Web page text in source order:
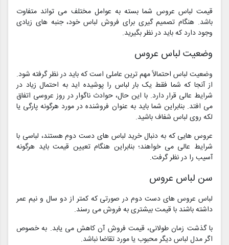
قیمت لباس عروس شما بسته به عوامل مختلف می تواند متفاوت
باشد. هنگام تصمیم گیری برای فروش لباس خود، جنبه های زیادی
وجود دارد که باید در نظر بگیرید.
وضعیت لباس عروس
وضعیت لباس احتمالاً مهم ترین عاملی است که باید در نظر گرفته شود.
از آنجا که شما فقط یک بار لباس را پوشیده اید به احتمال زیاد در
شرایط عالی قرار دارد. با این حال، حوادث ناگوار در روز عروسی اتفاق
می افتد. بنابراین شما باید به عنوان فروشنده در مورد هرگونه پارگی یا
لکه روی لباس شفاف باشید.
عروس هایی که به دنبال خرید لباس های دست دوم هستند، لباسی با
شرایط عالی می خواهند؛ بنابراین هنگام تعیین قیمت باید هرگونه
آسیب را در نظر گرفت.
سن لباس عروس
لباس عروس های دست دوم در صورتی که کمتر از دو سال و نیم عمر
داشته باشند با قیمت بیشتری به فروش می رسند.
با گذشت زمان طولانی، قیمت فروش آن کاهش می یابد. به خصوص
اگر مدل لباس دیگر محبوب یا مورد تقاضا نباشد.